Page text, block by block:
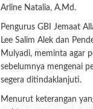
Arline Natalia, A.Md.
Pengurus GBI Jemaat
Lee Salim Alek dan
Mulyadi, meminta agar
sebelumnya mengenai
segera ditindaklanjuti.
Menurut keterangan